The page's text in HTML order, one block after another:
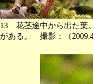
花茎途中から出た葉
ある。 撮影：（